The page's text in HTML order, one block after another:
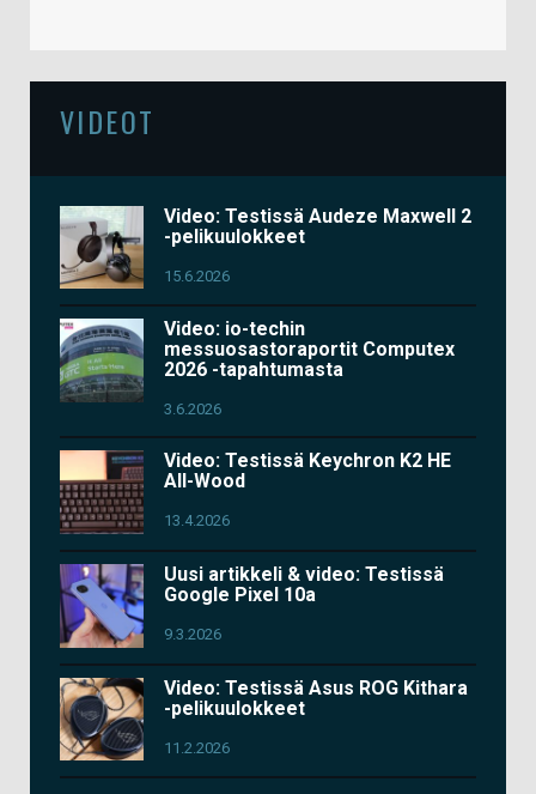
VIDEOT
Video: Testissä Audeze Maxwell 2
-pelikuulokkeet
15.6.2026
Video: io-techin
messuosastoraportit Computex
2026 -tapahtumasta
3.6.2026
Video: Testissä Keychron K2 HE
All-Wood
13.4.2026
Uusi artikkeli & video: Testissä
Google Pixel 10a
9.3.2026
Video: Testissä Asus ROG Kithara
-pelikuulokkeet
11.2.2026